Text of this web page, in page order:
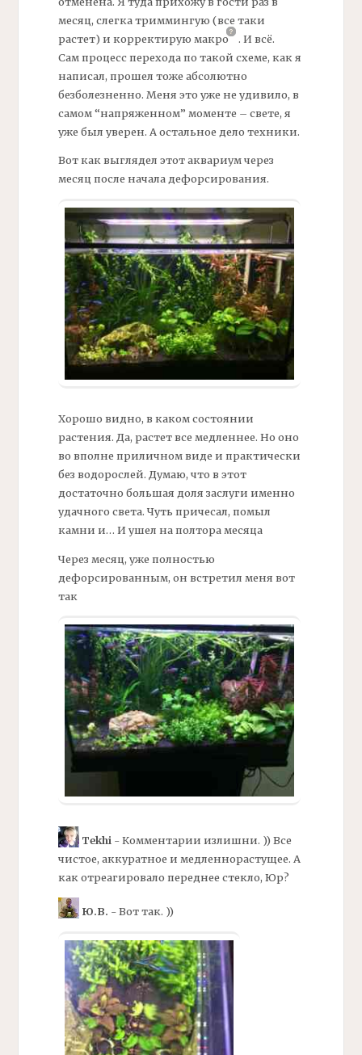
месяц, слегка триммингую (все таки
растет) и корректирую макро . И всё.
Сам процесс перехода по такой схеме, как я
написал, прошел тоже абсолютно
безболезненно. Меня это уже не удивило, в
самом “напряженном” моменте – свете, я
уже был уверен. А остальное дело техники.
Вот как выглядел этот аквариум через
месяц после начала дефорсирования.
Хорошо видно, в каком состоянии
растения. Да, растет все медленнее. Но оно
во вполне приличном виде и практически
без водорослей. Думаю, что в этот
достаточно большая доля заслуги именно
удачного света. Чуть причесал, помыл
камни и… И ушел на полтора месяца
Через месяц, уже полностью
дефорсированным, он встретил меня вот
так
Tekhi- Комментарии излишни. )) Все
чистое, аккуратное и медленнорастущее. А
как отреагировало переднее стекло, Юр?
Ю.В. - Вот так. ))